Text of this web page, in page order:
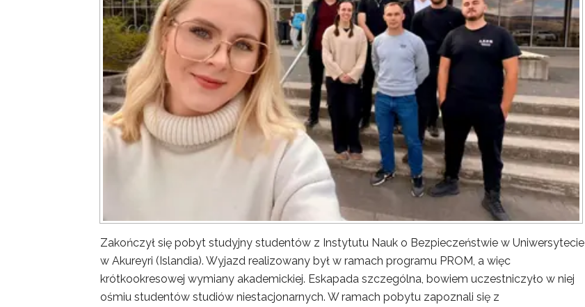
Zakończył się pobyt studyjny studentów z Instytutu Nauk o Bezpieczeństwie w Uniwersytecie
w Akureyri (Islandia). Wyjazd realizowany był w ramach programu PROM, a więc
krótkookresowej wymiany akademickiej. Eskapada szczególna, bowiem uczestniczyło w niej
ośmiu studentów studiów niestacjonarnych. W ramach pobytu zapoznali się z